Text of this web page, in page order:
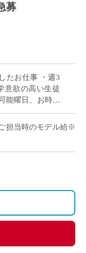
募
たお仕事 ・週3
意欲の高い生徒
能曜日、お時間
担当時のモデル給※